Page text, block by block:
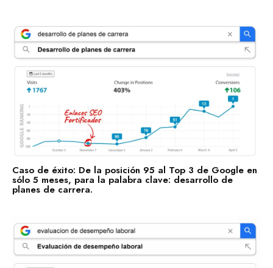
Enlaces Fortificados es un servicio Premium de Agencia
SEO IDEALATAM.
Nosotros
Reserva tu Consultoría Gratuita
Contacto
Estás a punto de sentarte a la mesa con gente que te
ayudará a marcar tu norte, con gente que sí sabe dónde
va.
Caso de éxito: De la posición 95 al Top 3 de Google en
sólo 5 meses, para la palabra clave: desarrollo de
planes de carrera.